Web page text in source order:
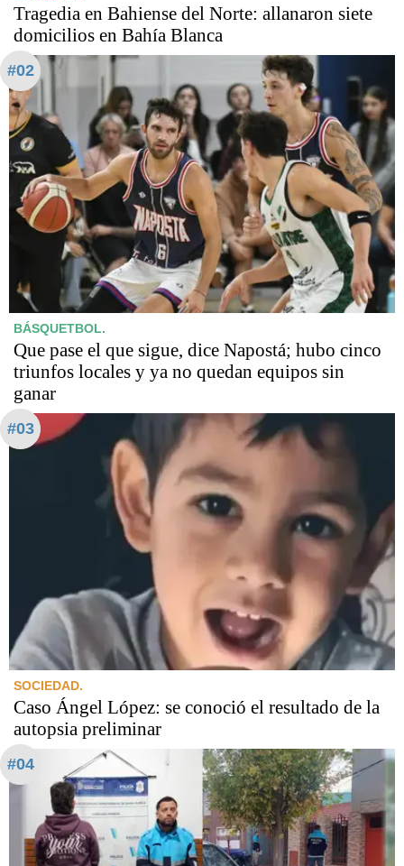
Tragedia en Bahiense del Norte: allanaron siete
domicilios en Bahía Blanca
#02
BÁSQUETBOL.
Que pase el que sigue, dice Napostá; hubo cinco
triunfos locales y ya no quedan equipos sin
ganar
#03
SOCIEDAD.
Caso Ángel López: se conoció el resultado de la
autopsia preliminar
#04